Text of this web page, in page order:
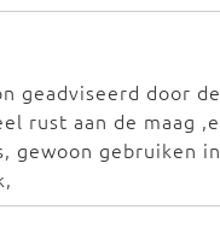
geadviseerd door
rust aan de maag
gewoon gebruiken